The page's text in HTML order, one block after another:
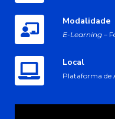
Modalidade
E-Learning –
Local
Plataforma de